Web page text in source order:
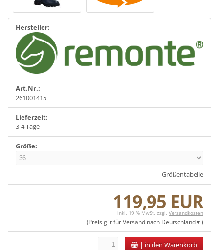
Hersteller:
Art.Nr.:
261001415
Lieferzeit:
3-4 Tage
Größe:
Größentabelle
119,95 EUR
inkl. 19 % MwSt. zzgl. Versandkosten
(Preis gilt für Versand nach Deutschland )
| in den Warenkorb